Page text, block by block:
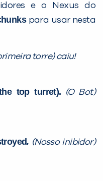
e o Nexus do
para usar nesta
torre) caiu!
top turret).
(O Bot)
. (Nosso inibidor)